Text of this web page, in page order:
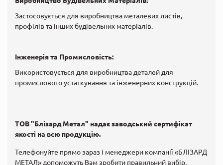
Застосовується для виробництва металевих листів,
профілів та інших будівельних матеріалів.
Інженерія та Промисловість:
Використовується для виробництва деталей для
промислового устаткування та інженерних конструкцій.
ТОВ "Блізард Метал" надає заводський сертифікат
якості на всю продукцію.
Телефонуйте прямо зараз і менеджери компанії«БЛІЗАРД
МЕТАЛ» допоможуть Вам зробити правильний вибір.